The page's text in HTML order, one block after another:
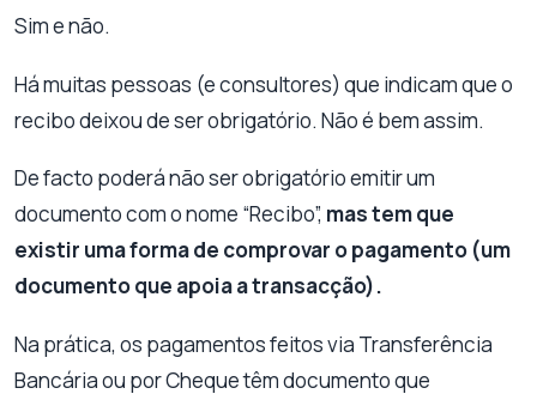
Sim e não.
Há muitas pessoas (e consultores) que indicam que o
recibo deixou de ser obrigatório. Não é bem assim.
De facto poderá não ser obrigatório emitir um
documento com o nome “Recibo”, mas tem que
existir uma forma de comprovar o pagamento (um
documento que apoia a transacção).
Na prática, os pagamentos feitos via Transferência
Bancária ou por Cheque têm documento que